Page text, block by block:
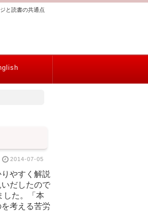
と読書の共通点
2014-07-05
やすく解説
だしたので
した。「本
考える苦労